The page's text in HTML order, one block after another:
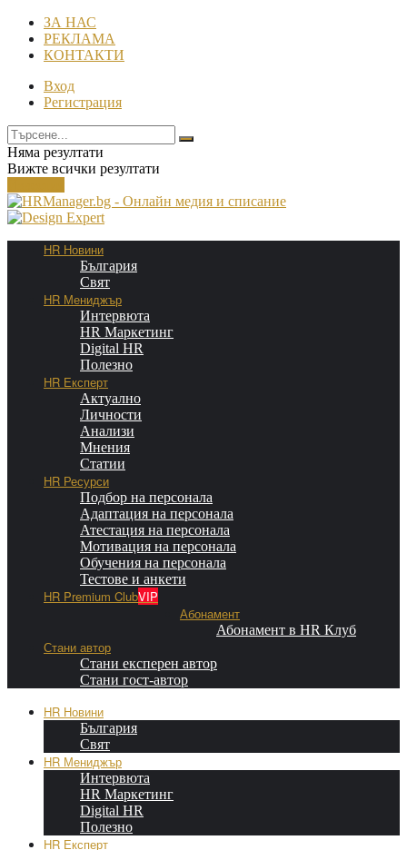
ЗА НАС
РЕКЛАМА
КОНТАКТИ
Вход
Регистрация
Няма резултати
Вижте всички резултати
HR Новини
България
Свят
HR Мениджър
Интервюта
HR Маркетинг
Digital HR
Полезно
HR Експерт
Актуално
Личности
Анализи
Мнения
Статии
HR Ресурси
Подбор на персонала
Адаптация на персонала
Атестация на персонала
Мотивация на персонала
Обучения на персонала
Тестове и анкети
HR Premium ClubVIP
Абонамент
Абонамент в HR Клуб
Стани автор
Стани експерен автор
Стани гост-автор
HR Новини
България
Свят
HR Мениджър
Интервюта
HR Маркетинг
Digital HR
Полезно
HR Експерт